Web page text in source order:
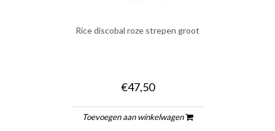
Rice discobal roze strepen groot
€47,50
Toevoegen aan winkelwagen